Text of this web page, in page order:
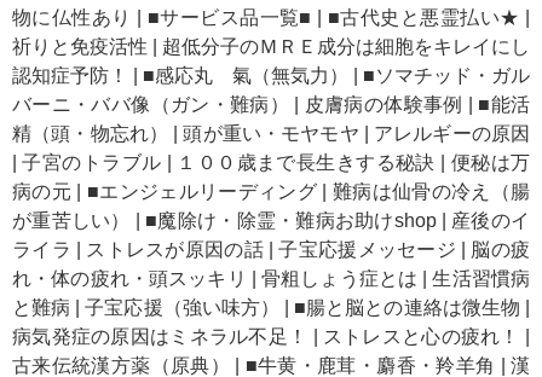
物に仏性あり
■サービス品一覧■ ■古代史と悪霊払い★
祈りと免疫活性
超低分子のＭＲＥ成分は細胞をキレイにし
認知症予防！
■感応丸 氣（無気力）
■ソマチッド・ガル
バーニ・ババ像（ガン・難病）
皮膚病の体験事例
■能活
精（頭・物忘れ）
|頭が重い・モヤモヤ
アレルギーの原因
|子宮のトラブル １００歳まで長生きする秘訣
便秘は万
病の元
■エンジェルリーディング
難病は仙骨の冷え（腸
が重苦しい）
■魔除け・除霊・難病お助けshop| 産後のイ
ライラ
ストレスが原因の話|子宝応援メッセージ
脳の疲
れ・体の疲れ・頭スッキリ
|骨粗しょう症とは |生活習慣病
と難病 |子宝応援（強い味方） ■腸と脳との連絡は微生物
病気発症の原因はミネラル不足！
ストレスと心の疲れ！
古来伝統漢方薬（原典）
■牛黄・鹿茸・麝香・羚羊角 |漢